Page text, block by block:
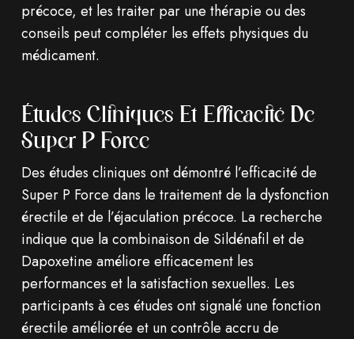
précoce, et les traiter par une thérapie ou des
conseils peut compléter les effets physiques du
médicament.
Études Cliniques Et Efficacité De
Super P Force
Des études cliniques ont démontré l’efficacité de
Super P Force dans le traitement de la dysfonction
érectile et de l’éjaculation précoce. La recherche
indique que la combinaison de Sildénafil et de
Dapoxetine améliore efficacement les
performances et la satisfaction sexuelles. Les
participants à ces études ont signalé une fonction
érectile améliorée et un contrôle accru de